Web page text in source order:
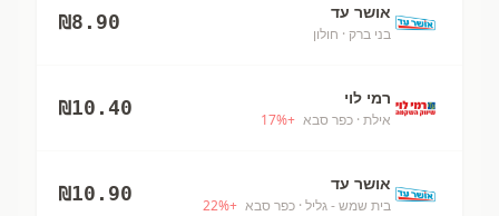
אושר עד
בני ברק · חולון
₪8.90
רמי לוי
אילת · כפר סבא +
17%
₪10.40
אושר עד
בית שמש - גליל · כפר סבא +
22%
₪10.90